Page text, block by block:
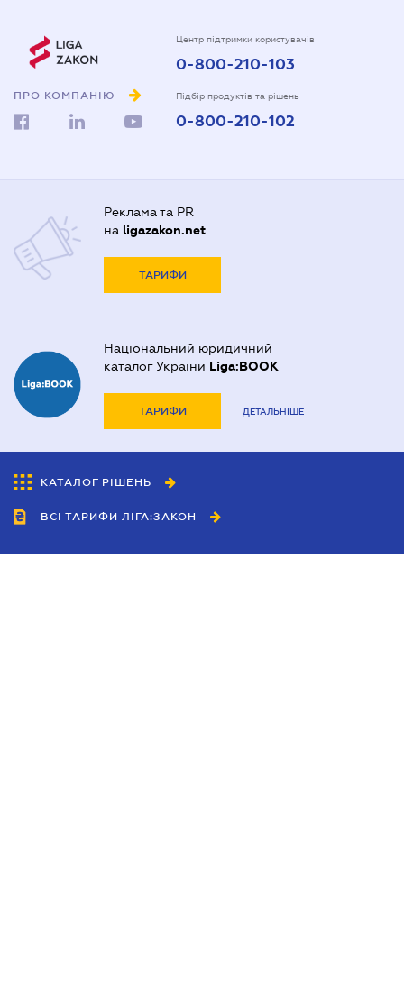
ПРО КОМПАНІЮ
Центр підтримки користувачів
0-800-210-103
Підбір продуктів та рішень
0-800-210-102
Реклама та PR
на ligazakon.net
ТАРИФИ
Національний юридичний
каталог України Liga:BOOK
ТАРИФИ ДЕТАЛЬНІШЕ
КАТАЛОГ РІШЕНЬ
ВСІ ТАРИФИ ЛІГА:ЗАКОН